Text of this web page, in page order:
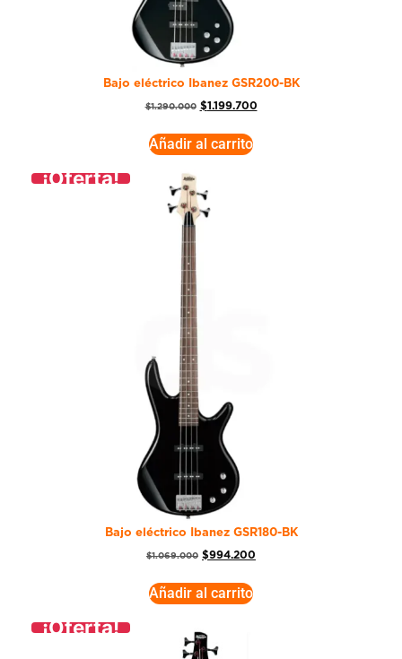
Bajo eléctrico Ibanez GSR200-BK
$1.290.000 $1.199.700
Añadir al carrito
¡Oferta!
Bajo eléctrico Ibanez GSR180-BK
$1.069.000 $994.200
Añadir al carrito
¡Oferta!